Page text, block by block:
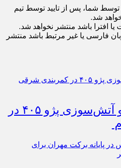
شما، پس از تایید توسط تیم
شد.
افترا باشد منتشر نخواهد شد.
فارسی یا غیر مرتبط باشد منتشر
۳فوتی در واژگونی و آتش‌سوزی پژو ۴۰۵ در